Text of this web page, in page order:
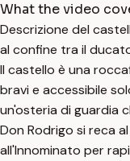
What the video
Descrizione del
al confine tra il
Il castello è una
bravi e accessibile
un'osteria di guardia
Don Rodrigo si reca
all'Innominato per